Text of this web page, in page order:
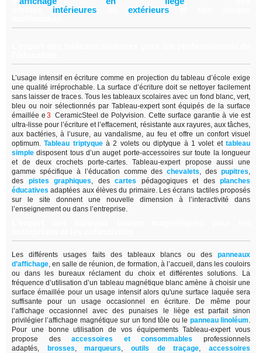
intérieures extérieurs
L’usage intensif en écriture comme en projection du tableau d’école exige
une qualité irréprochable. La surface d’écriture doit se nettoyer facilement
sans laisser de traces. Tous les tableaux scolaires avec un fond blanc, vert,
bleu ou noir sélectionnés par Tableau-expert sont équipés de la surface
émaillée e 3 CeramicSteel de Polyvision. Cette surface garantie à vie est
ultra-lisse pour l’écriture et l’effacement, résistante aux rayures, aux tâches,
aux bactéries, à l’usure, au vandalisme, au feu et offre un confort visuel
optimum. Tableau triptyque à 2 volets ou diptyque à 1 volet et tableau
simple disposent tous d’un auget porte-accessoires sur toute la longueur
et de deux crochets porte-cartes. Tableau-expert propose aussi une
gamme spécifique à l’éducation comme des chevalets, des pupitres,
des
pistes graphiques, des cartes pédagogiques et des
planches
éducatives adaptées aux élèves du primaire. Les écrans tactiles proposés
sur le site donnent une nouvelle dimension à l’interactivité dans
l’enseignement ou dans l’entreprise.
Les différents usages faits des tableaux blancs ou des
panneaux
d’affichage, en salle de réunion, de formation, à l’accueil, dans les couloirs
ou dans les bureaux réclament du choix et différentes solutions. La
fréquence d’utilisation d’un tableau magnétique blanc amène à choisir une
surface émaillée pour un usage intensif alors qu'une surface laquée sera
suffisante pour un usage occasionnel en écriture. De même pour
l’affichage occasionnel avec des punaises le liège est parfait sinon
privilégier l’affichage magnétique sur un fond tôle ou le panneau linoléum.
Pour une bonne utilisation de vos équipements Tableau-expert vous
propose des
accessoires et consommables
professionnels
adaptés,
brosses, marqueurs, outils de traçage,accessoires